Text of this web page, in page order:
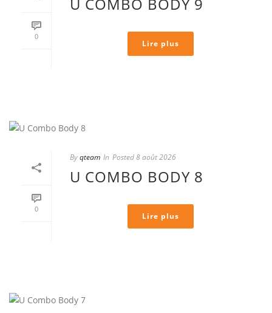
0
Lire plus
0
Byqteam In Posted8 août 2026
U COMBO BODY 8
Lire plus